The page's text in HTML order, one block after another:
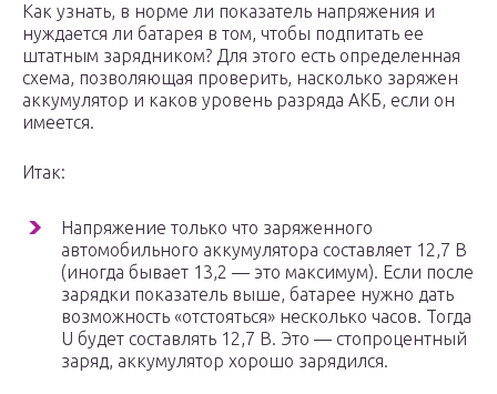
Как узнать, в норме ли показатель напряжения и
нуждается ли батарея в том, чтобы подпитать ее
штатным зарядником? Для этого есть определенная
схема, позволяющая проверить, насколько заряжен
аккумулятор и каков уровень разряда АКБ, если он
имеется.
Итак:
Напряжение только что заряженного
автомобильного аккумулятора составляет 12,7 В
(иногда бывает 13,2 — это максимум). Если после
зарядки показатель выше, батарее нужно дать
возможность «отстояться» несколько часов. Тогда
U будет составлять 12,7 В. Это — стопроцентный
заряд, аккумулятор хорошо зарядился.